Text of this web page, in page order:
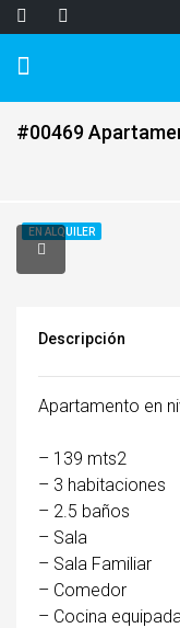
EN ALQUILER
Descripción
Apartamento en
– 139 mts2
– 3 habitaciones
– 2.5 baños
– Sala
– Sala Familiar
– Comedor
– Cocina